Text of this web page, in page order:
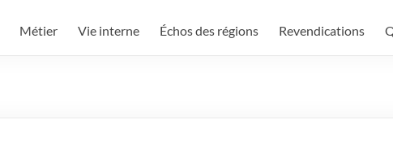
Métier Vie interne Échos des régions Revendications